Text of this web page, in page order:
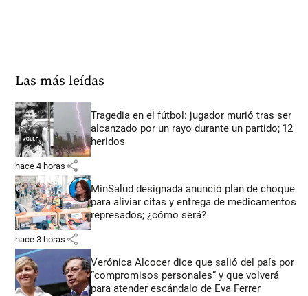
Las más leídas
Tragedia en el fútbol: jugador murió tras ser
alcanzado por un rayo durante un partido; 12
heridos
hace 4 horas share
MinSalud designada anunció plan de choque
para aliviar citas y entrega de medicamentos
represados; ¿cómo será?
hace 3 horas share
Verónica Alcocer dice que salió del país por
“compromisos personales” y que volverá
para atender escándalo de Eva Ferrer